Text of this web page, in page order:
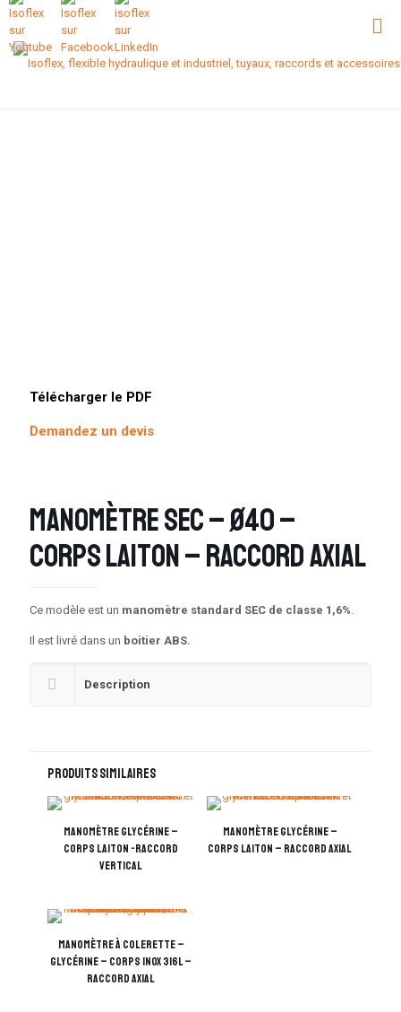
Télécharger le PDF
Demandez un devis
Manomètre SEC – Ø40 –
Corps Laiton – Raccord axial
Ce modèle est un manomètre standard SEC de classe 1,6%.
Il est livré dans un boitier ABS.
Description
Produits similaires
Manomètre Glycérine –
Corps Laiton -Raccord
vertical
Manomètre glycérine –
Corps Laiton – Raccord axial
Manomètre à colerette –
Glycérine – Corps INOX 316L –
Raccord axial